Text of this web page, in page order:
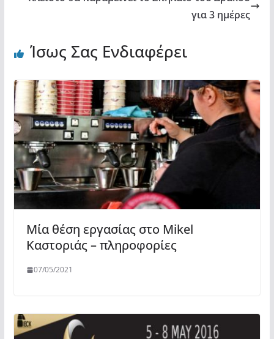
για 3 ημέρες
Ίσως Σας Ενδιαφέρει
Μία θέση εργασίας στο Mikel
Καστοριάς – πληροφορίες
07/05/2021